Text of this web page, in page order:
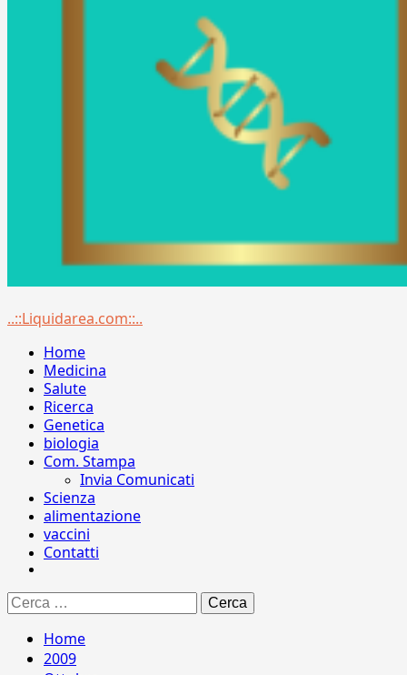
Menu
..::Liquidarea.com::..
Home
Medicina
Salute
Ricerca
Genetica
biologia
Com. Stampa
Invia Comunicati
Scienza
alimentazione
vaccini
Contatti
Ricerca
per:
Home
2009